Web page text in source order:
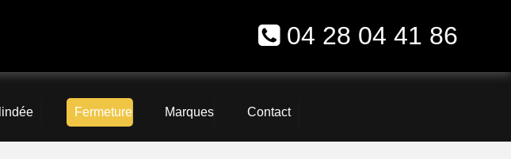
04 28 04 41 86
Fermeture Marques Contact